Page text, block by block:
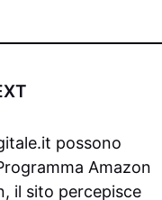
possono
Amazon
il sito percepisce